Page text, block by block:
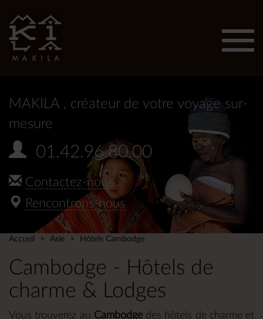
MAKILA , créateur de votre voyage sur-
mesure
01.42.96.80.00
Contactez-nous
Rencontrons-nous
Accueil Asie Hôtels Cambodge
Cambodge - Hôtels de
charme & Lodges
Vous trouverez au Cambodgedes hôtels de charme et